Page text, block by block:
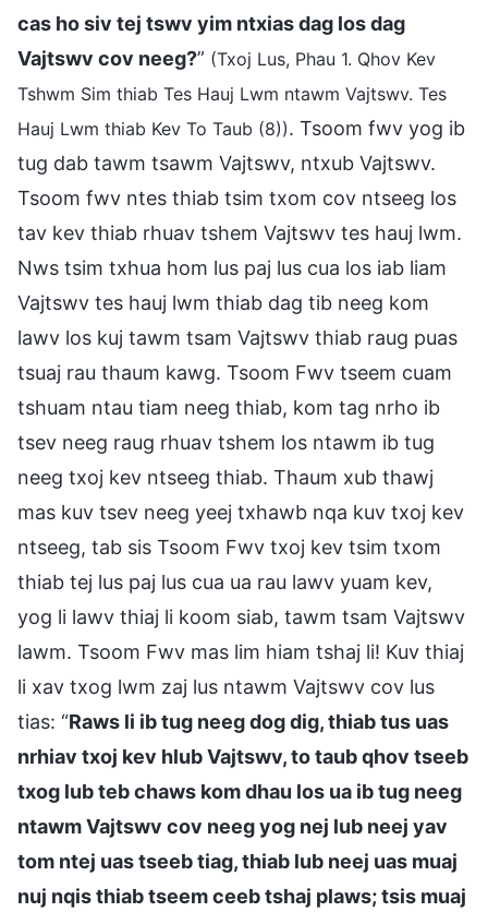
cas ho siv tej tswv yim ntxias dag los dag
Vajtswv cov neeg?” (Txoj Lus, Phau 1. Qhov Kev
Tshwm Sim thiab Tes Hauj Lwm ntawm Vajtswv. Tes
Hauj Lwm thiab Kev To Taub (8)). Tsoom fwv yog ib
tug dab tawm tsawm Vajtswv, ntxub Vajtswv.
Tsoom fwv ntes thiab tsim txom cov ntseeg los
tav kev thiab rhuav tshem Vajtswv tes hauj lwm.
Nws tsim txhua hom lus paj lus cua los iab liam
Vajtswv tes hauj lwm thiab dag tib neeg kom
lawv los kuj tawm tsam Vajtswv thiab raug puas
tsuaj rau thaum kawg. Tsoom Fwv tseem cuam
tshuam ntau tiam neeg thiab, kom tag nrho ib
tsev neeg raug rhuav tshem los ntawm ib tug
neeg txoj kev ntseeg thiab. Thaum xub thawj
mas kuv tsev neeg yeej txhawb nqa kuv txoj kev
ntseeg, tab sis Tsoom Fwv txoj kev tsim txom
thiab tej lus paj lus cua ua rau lawv yuam kev,
yog li lawv thiaj li koom siab, tawm tsam Vajtswv
lawm. Tsoom Fwv mas lim hiam tshaj li! Kuv thiaj
li xav txog lwm zaj lus ntawm Vajtswv cov lus
tias: “Raws li ib tug neeg dog dig, thiab tus uas
nrhiav txoj kev hlub Vajtswv, to taub qhov tseeb
txog lub teb chaws kom dhau los ua ib tug neeg
ntawm Vajtswv cov neeg yog nej lub neej yav
tom ntej uas tseeb tiag, thiab lub neej uas muaj
nuj nqis thiab tseem ceeb tshaj plaws; tsis muaj